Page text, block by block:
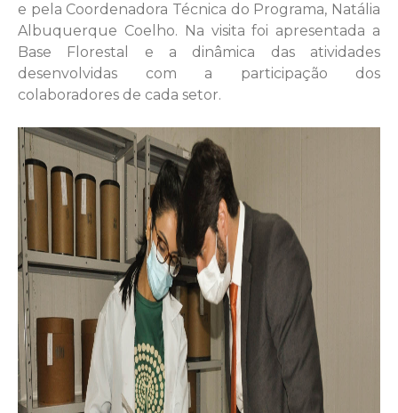
e pela Coordenadora Técnica do Programa, Natália
Albuquerque Coelho. Na visita foi apresentada a
Base Florestal e a dinâmica das atividades
desenvolvidas com a participação dos
colaboradores de cada setor.